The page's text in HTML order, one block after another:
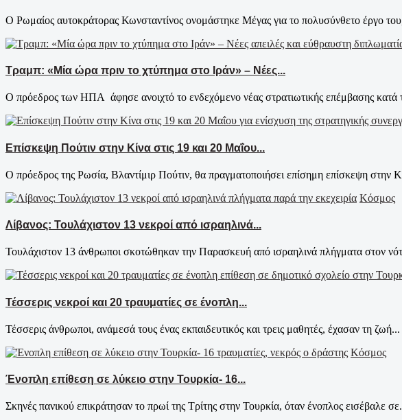
Ο Ρωμαίος αυτοκράτορας Κωνσταντίνος ονομάστηκε Μέγας για το πολυσύνθετο έργο
Τραμπ: «Μία ώρα πριν το χτύπημα στο Ιράν» – Νέες...
Ο πρόεδρος των ΗΠΑ άφησε ανοιχτό το ενδεχόμενο νέας στρατιωτικής επέμβασης κατά
Επίσκεψη Πούτιν στην Κίνα στις 19 και 20 Μαΐου...
Ο πρόεδρος της Ρωσία, Βλαντίμιρ Πούτιν, θα πραγματοποιήσει επίσημη επίσκεψη στην
Κόσμος
Λίβανος: Τουλάχιστον 13 νεκροί από ισραηλινά...
Τουλάχιστον 13 άνθρωποι σκοτώθηκαν την Παρασκευή από ισραηλινά πλήγματα στον
Τέσσερις νεκροί και 20 τραυματίες σε ένοπλη...
Τέσσερις άνθρωποι, ανάμεσά τους ένας εκπαιδευτικός και τρεις μαθητές, έχασαν τη ζωή...
Κόσμος
Ένοπλη επίθεση σε λύκειο στην Τουρκία- 16...
Σκηνές πανικού επικράτησαν το πρωί της Τρίτης στην Τουρκία, όταν ένοπλος εισέβαλε